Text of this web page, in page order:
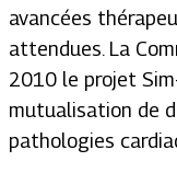
avancées
attendues. La
2010 le projet
mutualisation de
pathologies